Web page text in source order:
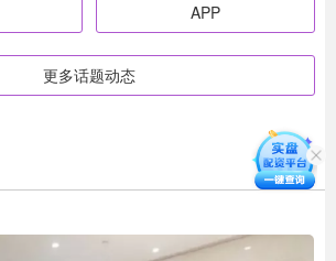
APP
更多话题动态